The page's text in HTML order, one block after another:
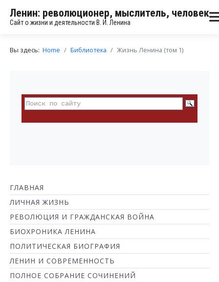
Ленин: революционер, мыслитель, человек
Сайт о жизни и деятельности В. И. Ленина
Вы здесь: Home Библиотека Жизнь Ленина (том 1)
ГЛАВНАЯ
ЛИЧНАЯ ЖИЗНЬ
РЕВОЛЮЦИЯ И ГРАЖДАНСКАЯ ВОЙНА
БИОХРОНИКА ЛЕНИНА
ПОЛИТИЧЕСКАЯ БИОГРАФИЯ
ЛЕНИН И СОВРЕМЕННОСТЬ
ПОЛНОЕ СОБРАНИЕ СОЧИНЕНИЙ